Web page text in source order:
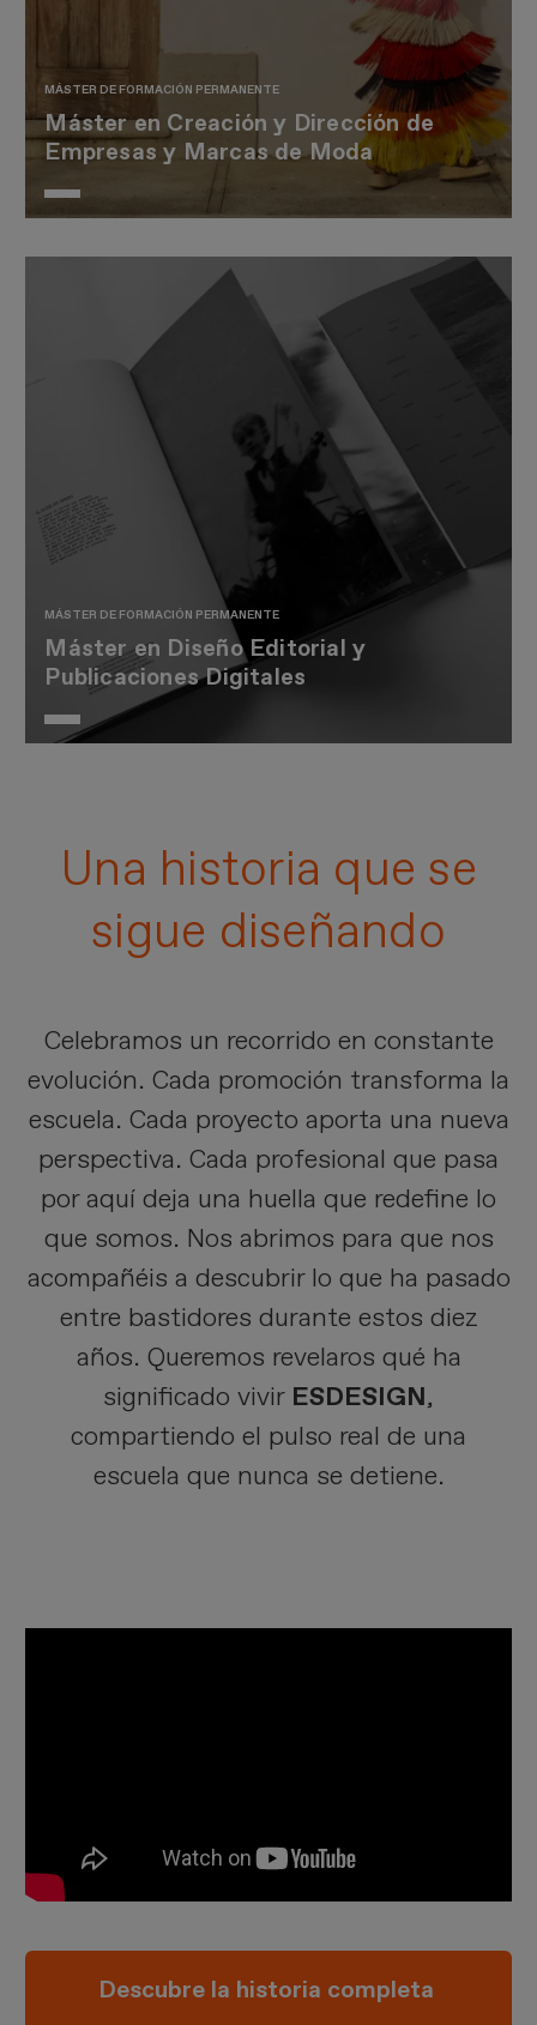
MÁSTER DE FORMACIÓN PERMANENTE
Máster en Creación y Dirección de
Empresas y Marcas de Moda
MÁSTER DE FORMACIÓN PERMANENTE
Máster en Diseño Editorial y
Publicaciones Digitales
Una historia que se
sigue diseñando
Celebramos un recorrido en constante
evolución. Cada promoción transforma la
escuela. Cada proyecto aporta una nueva
perspectiva. Cada profesional que pasa
por aquí deja una huella que redefine lo
que somos. Nos abrimos para que nos
acompañéis a descubrir lo que ha pasado
entre bastidores durante estos diez
años. Queremos revelaros qué ha
significado vivir ESDESIGN,
compartiendo el pulso real de una
escuela que nunca se detiene.
Descubre la historia completa